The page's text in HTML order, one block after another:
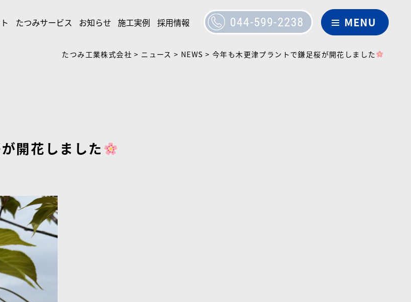
たつみサービス お知らせ 施工実例 採用情報 044-599-2238
たつみ工業株式会社 > ニュース > NEWS > 今年も木更津プラントで鎌足桜が開花しました
開花しました